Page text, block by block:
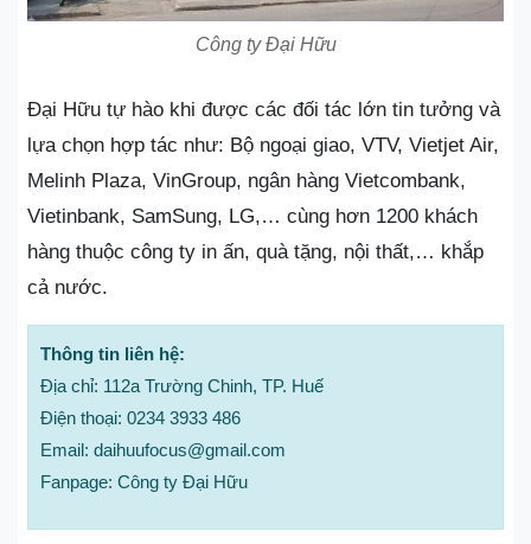
Công ty Đại Hữu
Đại Hữu tự hào khi được các đối tác lớn tin tưởng và
lựa chọn hợp tác như: Bộ ngoại giao, VTV, Vietjet Air,
Melinh Plaza, VinGroup, ngân hàng Vietcombank,
Vietinbank, SamSung, LG,… cùng hơn 1200 khách
hàng thuộc công ty in ấn, quà tặng, nội thất,… khắp
cả nước.
Thông tin liên hệ:
Địa chỉ: 112a Trường Chinh, TP. Huế
Điện thoại: 0234 3933 486
Email: daihuufocus@gmail.com
Fanpage: Công ty Đại Hữu